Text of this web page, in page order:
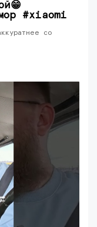
#xiaomi
со